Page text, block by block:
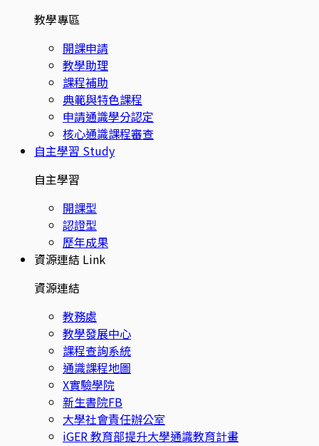
教學專區
開課申請
教學助理
課程補助
典範與特色課程
申請通識學分認定
核心通識課程審查
自主學習 Study
自主學習
開課型
認證型
歷年成果
資源連結 Link
資源連結
教務處
教學發展中心
課程查詢系統
通識課程地圖
X實驗學院
新生書院FB
大學社會責任辦公室
iGER 教育部提升大學通識教育計畫